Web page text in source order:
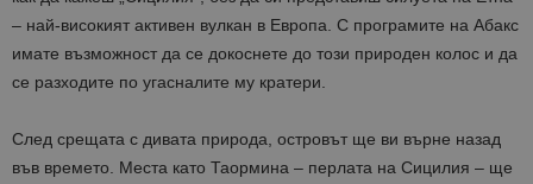
– най-високият активен вулкан в Европа. С програмите на Абакс
имате възможност да се докоснете до този природен колос и да
се разходите по угасналите му кратери.
След срещата с дивата природа, островът ще ви върне назад
във времето. Места като Таормина – перлата на Сицилия – ще